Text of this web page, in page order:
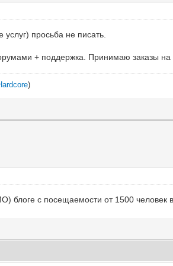
просьба не писать.
+ поддержка. Принимаю заказы на
)
блоге с посещаемости от 1500 человек